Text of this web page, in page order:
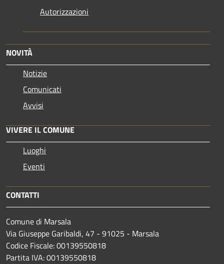
Autorizzazioni
NOVITÀ
Notizie
Comunicati
Avvisi
VIVERE IL COMUNE
Luoghi
Eventi
CONTATTI
Comune di Marsala
Via Giuseppe Garibaldi, 47 - 91025 - Marsala
Codice Fiscale: 00139550818
Partita IVA: 00139550818